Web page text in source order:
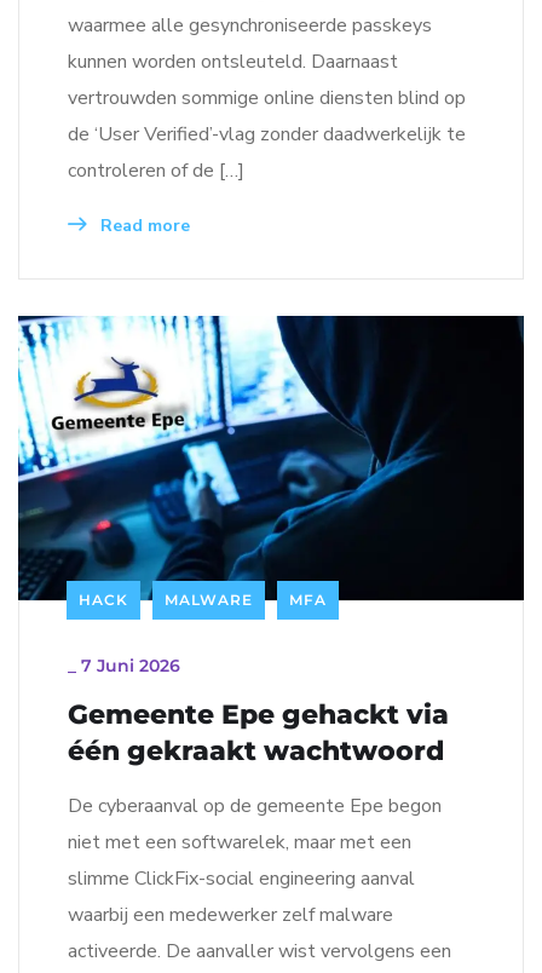
waarmee alle gesynchroniseerde passkeys
kunnen worden ontsleuteld. Daarnaast
vertrouwden sommige online diensten blind op
de ‘User Verified’-vlag zonder daadwerkelijk te
controleren of de […]
Read more
HACK MALWARE MFA
7 Juni 2026
Gemeente Epe gehackt via
één gekraakt wachtwoord
De cyberaanval op de gemeente Epe begon
niet met een softwarelek, maar met een
slimme ClickFix-social engineering aanval
waarbij een medewerker zelf malware
activeerde. De aanvaller wist vervolgens een